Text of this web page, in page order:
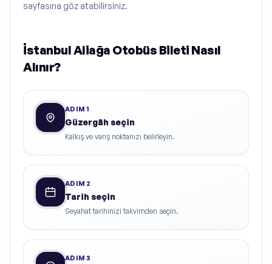
sayfasına göz atabilirsiniz.
İstanbul Aliağa Otobüs Bileti Nasıl
Alınır?
ADIM1
Güzergâh seçin
Kalkış ve varış noktanızı belirleyin.
ADIM 2
Tarih seçin
Seyahat tarihinizi takvimden seçin.
ADIM3